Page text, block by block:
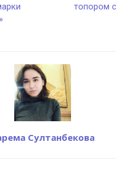
топором
Султанбекова